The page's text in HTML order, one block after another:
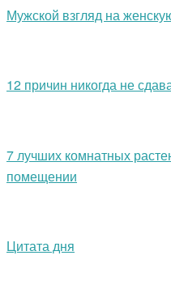
Мужской взгляд на
12 причин никогда не
7 лучших комнатных
помещении
Цитата дня